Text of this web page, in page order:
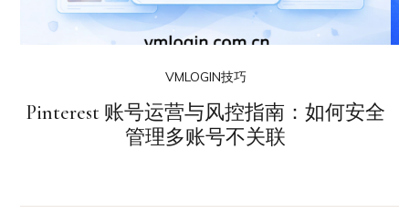
VMLOGIN技巧
Pinterest 账号运营与风控指南：如何安全
管理多账号不关联